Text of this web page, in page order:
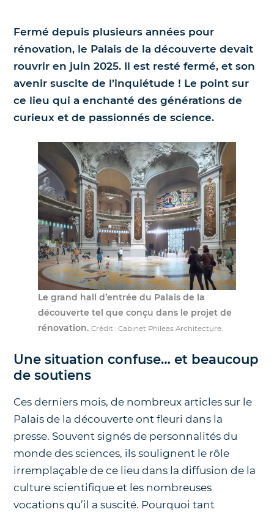
Science et exploration spatiale
Le coin des enfants
Fermé depuis plusieurs années pour
rénovation, le Palais de la découverte devait
rouvrir en juin 2025. Il est resté fermé, et son
avenir suscite de l’inquiétude ! Le point sur
ce lieu qui a enchanté des générations de
curieux et de passionnés de science.
Le grand hall d’entrée du Palais de la
découverte tel que conçu dans le projet de
rénovation. Crédit : Cabinet Phileas Architecture.
Une situation confuse… et beaucoup
de soutiens
Ces derniers mois, de nombreux articles sur le
Palais de la découverte ont fleuri dans la
presse. Souvent signés de personnalités du
monde des sciences, ils soulignent le rôle
irremplaçable de ce lieu dans la diffusion de la
culture scientifique et les nombreuses
vocations qu’il a suscité. Pourquoi tant